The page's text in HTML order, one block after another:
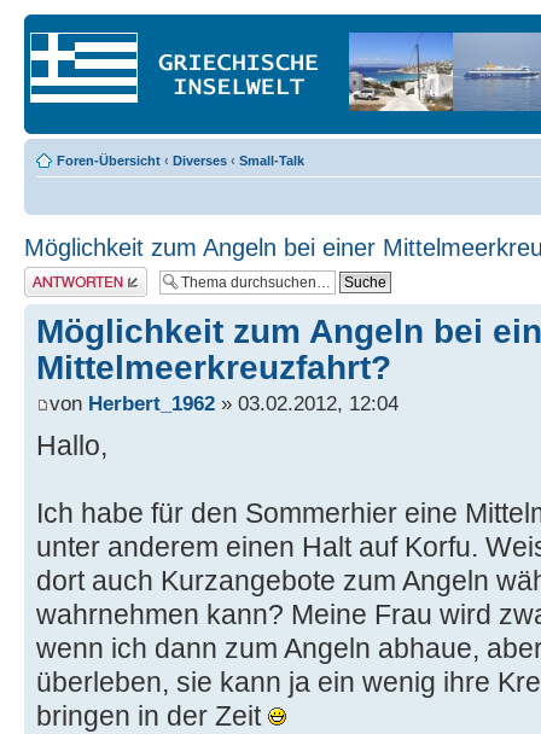
Foren-Übersicht ‹ Diverses ‹ Small-Talk
Möglichkeit zum Angeln bei einer
Antwort erstellen
Möglichkeit zum Angeln bei
Mittelmeerkreuzfahrt?
von Herbert_1962 » 03.02.2012, 12:04
Hallo,
Ich habe für den Sommerhier eine
unter anderem einen Halt auf Korfu.
dort auch Kurzangebote zum Angeln
wahrnehmen kann? Meine Frau wird
wenn ich dann zum Angeln abhaue,
überleben, sie kann ja ein wenig ihre
bringen in der Zeit